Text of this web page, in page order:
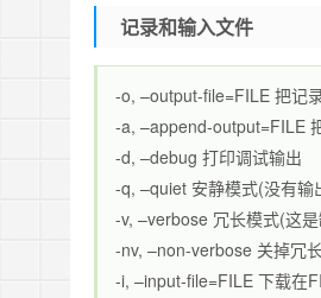
记录和输入文件
-o, –output-file=FILE 把记
-a, –append-output=FILE
-d, –debug 打印调试输出
-q, –quiet 安静模式(没有输
-v, –verbose 冗长模式(这
-nv, –non-verbose 关掉冗
-i, –input-file=FILE 下载在